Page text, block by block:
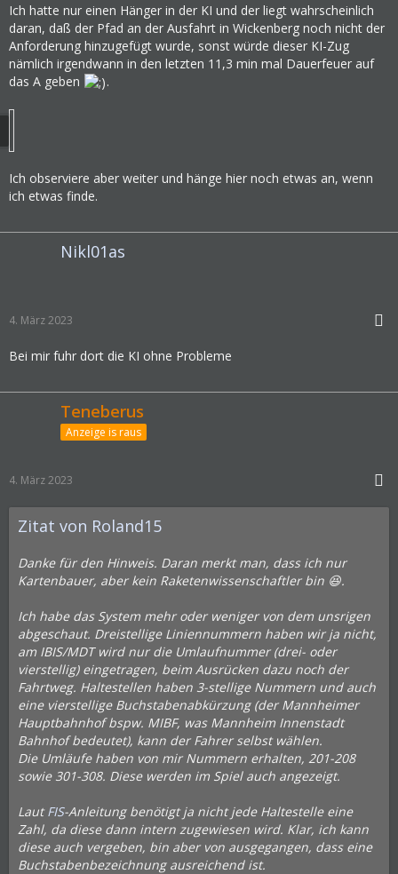
Ich hatte nur einen Hänger in der KI und der liegt wahrscheinlich
daran, daß der Pfad an der Ausfahrt in Wickenberg noch nicht der
Anforderung hinzugefügt wurde, sonst würde dieser KI-Zug
nämlich irgendwann in den letzten 11,3 min mal Dauerfeuer auf
das A geben
.
Ich observiere aber weiter und hänge hier noch etwas an, wenn
ich etwas finde.
Nikl01as
4. März 2023
Bei mir fuhr dort die KI ohne Probleme
Teneberus
Anzeige is raus
4. März 2023
Zitat von Roland15
Danke für den Hinweis. Daran merkt man, dass ich nur
Kartenbauer, aber kein Raketenwissenschaftler bin 😆.
Ich habe das System mehr oder weniger von dem unsrigen
abgeschaut. Dreistellige Liniennummern haben wir ja nicht,
am IBIS/MDT wird nur die Umlaufnummer (drei- oder
vierstellig) eingetragen, beim Ausrücken dazu noch der
Fahrtweg. Haltestellen haben 3-stellige Nummern und auch
eine vierstellige Buchstabenabkürzung (der Mannheimer
Hauptbahnhof bspw. MIBF, was Mannheim Innenstadt
Bahnhof bedeutet), kann der Fahrer selbst wählen.
Die Umläufe haben von mir Nummern erhalten, 201-208
sowie 301-308. Diese werden im Spiel auch angezeigt.
LautFIS-Anleitung benötigt ja nicht jede Haltestelle eine
Zahl, da diese dann intern zugewiesen wird. Klar, ich kann
diese auch vergeben, bin aber von ausgegangen, dass eine
Buchstabenbezeichnung ausreichend ist.